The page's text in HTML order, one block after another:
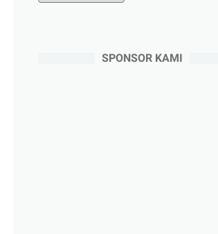
SPONSOR KAMI